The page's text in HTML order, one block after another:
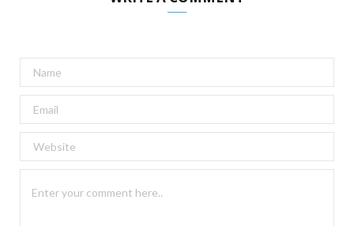
l
e
n